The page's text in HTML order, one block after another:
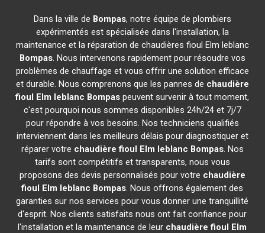
Dans la ville de Bompas, notre équipe de plombiers
expérimentés est spécialisée dans l'installation, la
maintenance et la réparation de chaudières fioul Elm leblanc
Bompas. Nous intervenons rapidement pour résoudre vos
problèmes de chauffage et vous offrir une solution efficace
et durable. Nous comprenons que les pannes de chaudière
fioul Elm leblanc Bompas peuvent survenir à tout moment,
c'est pourquoi nous sommes disponibles 24h/24 et 7j/7
pour répondre à vos besoins. Nos techniciens qualifiés
interviennent dans les meilleurs délais pour diagnostiquer et
réparer votre chaudière fioul Elm leblanc Bompas. Nos
tarifs sont compétitifs et transparents, nous vous
proposons des devis personnalisés pour votre chaudière
fioul Elm leblanc Bompas. Nous offrons également des
garanties sur nos services pour vous donner une tranquillité
d'esprit. Nos clients satisfaits nous ont fait confiance pour
l'installation et la maintenance de leur chaudière fioul Elm